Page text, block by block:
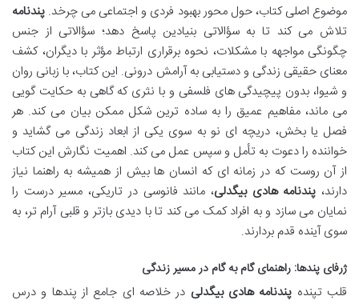
موضوع اصلی کتاب، حول محور بهبود فردی و اجتماعی می چرخد. پندنامه
تلاش می کند تا به سؤالاتی بنیادین پاسخ دهد؛ سؤالاتی از جنس
چگونگی مواجهه با مشکلات، نحوه برقراری ارتباط مؤثر با دیگران، کشف
معنای حقیقی زندگی و دستیابی به آرامش درونی. این کتاب، با زبانی روان
و شیوا، بدون پیچیدگی های فلسفی و با نثری که گاهی به حکایت گویی
می ماند، مفاهیم عمیق را به ساده ترین شکل ممکن بیان می کند. هر
فصل یا بخش، دریچه ای نو به سوی یکی از ابعاد زندگی می گشاید و
خواننده را دعوت به تأمل و سپس عمل می کند. اهمیت نگارش این کتاب
از آن روست که در زمانه ای که انسان ها بیش از همیشه به راهنما نیاز
دارند، پندنامه هادی بیگدلی، مانند فانوسی در تاریکی، مسیر درست را
نمایان می سازد و به افراد کمک می کند تا با دیدی بازتر و قلبی آرام تر، به
سوی آینده قدم بردارند.
ژرفای پندها: راهنمای گام به گام در مسیر زندگی
قلب تپنده پندنامه هادی بیگدلی در خلاصه ای جامع از پندها و درس